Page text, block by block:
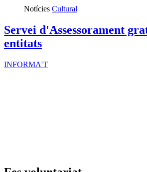
Notícies Cultural
Servei d'Assessorament
entitats
INFORMA'T